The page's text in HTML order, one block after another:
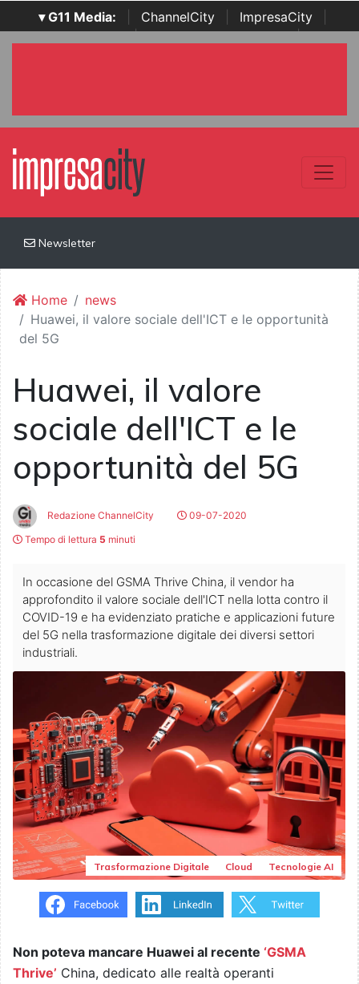
▾ G11 Media: ChannelCity ImpresaCity
SecurityOpenLab | Italian Channel Awards | Italian
Newsletter
Home
news
Huawei, il valore sociale dell'ICT e le opportunità
del 5G
Huawei, il valore
sociale dell'ICT e le
opportunità del 5G
Redazione ChannelCity
09-07-2020
Tempo di lettura 5 minuti
In occasione del GSMA Thrive China, il vendor ha
approfondito il valore sociale dell'ICT nella lotta contro il
COVID-19 e ha evidenziato pratiche e applicazioni future
del 5G nella trasformazione digitale dei diversi settori
industriali.
Trasformazione Digitale Cloud Tecnologie AI
Non poteva mancare Huawei al recente ‘GSMA
Thrive’ China, dedicato alle realtà operanti